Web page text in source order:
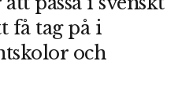
få tag på i
och